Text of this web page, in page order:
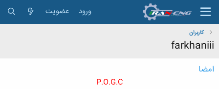
ورود عضویت
کاربران
farkhaniii
امضا
P.O.G.C